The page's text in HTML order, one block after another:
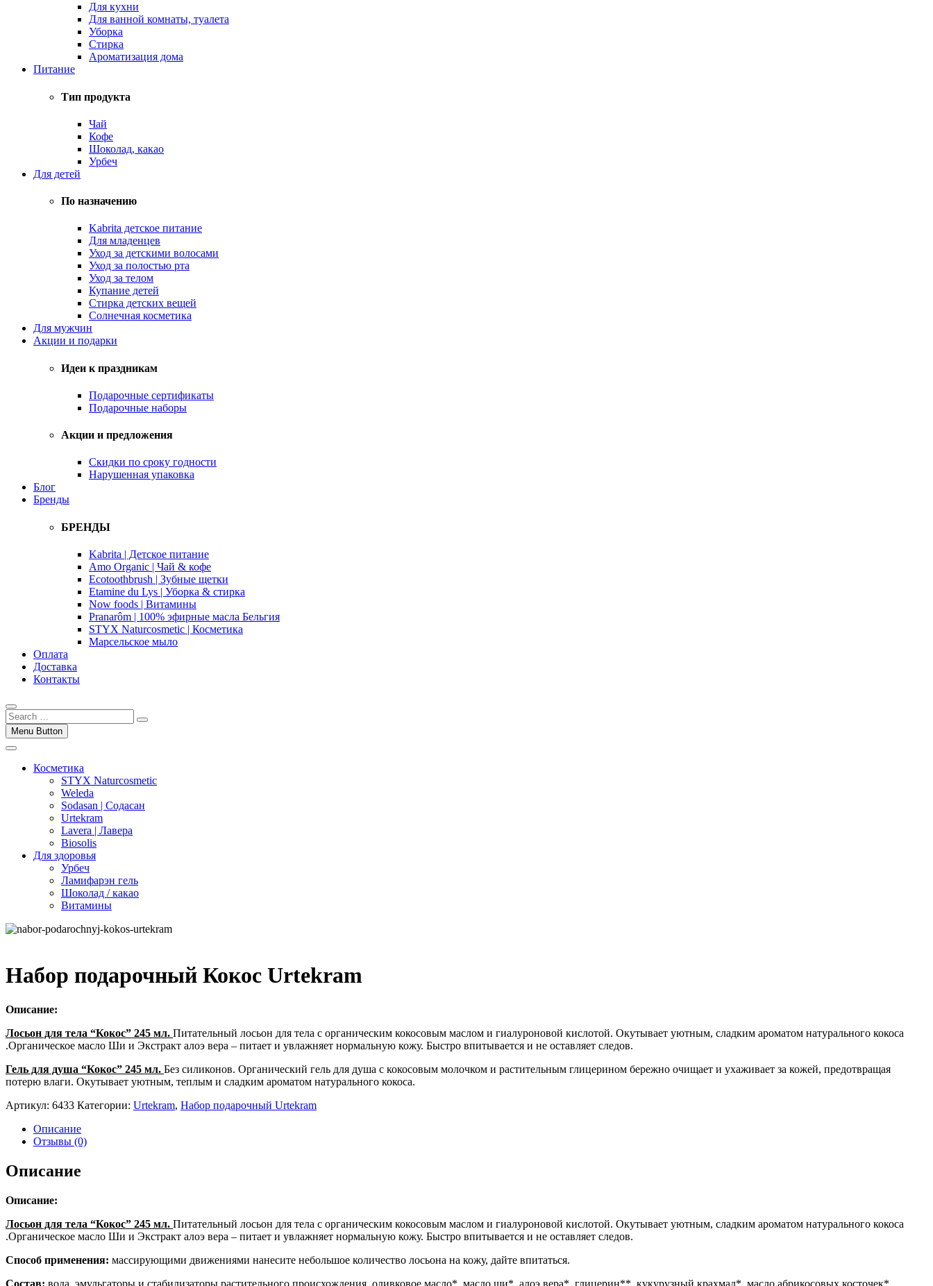
Для кухни
Для ванной комнаты, туалета
Уборка
Стирка
Ароматизация дома
Питание
Тип продукта
Чай
Кофе
Шоколад, какао
Урбеч
Для детей
По назначению
Kabrita детское питание
Для младенцев
Уход за детскими волосами
Уход за полостью рта
Уход за телом
Купание детей
Стирка детских вещей
Солнечная косметика
Для мужчин
Акции и подарки
Идеи к праздникам
Подарочные сертификаты
Подарочные наборы
Акции и предложения
Скидки по сроку годности
Нарушенная упаковка
Блог
Бренды
БРЕНДЫ
Kabrita | Детское питание
Amo Organic | Чай & кофе
Ecotoothbrush | Зубные щетки
Etamine du Lys | Уборка & стирка
Now foods | Витамины
Pranarôm | 100% эфирные масла Бельгия
STYX Naturcosmetic | Косметика
Марсельское мыло
Оплата
Доставка
Контакты
Menu Button
Косметика
STYX Naturcosmetic
Weleda
Sodasan | Содасан
Urtekram
Lavera | Лавера
Biosolis
Для здоровья
Урбеч
Ламифарэн гель
Шоколад / какао
Витамины
Набор подарочный Кокос Urtekram
Описание:
Лосьон для тела “Кокос” 245 мл. Питательный лосьон для тела с органическим кокосовым маслом и гиалуроновой кислотой. Окутывает уютным, сладким ароматом натурального кокоса
.Органическое масло Ши и Экстракт алоэ вера – питает и увлажняет нормальную кожу. Быстро впитывается и не оставляет следов.
Гель для душа “Кокос” 245 мл. Без силиконов. Органический гель для душа с кокосовым молочком и растительным глицерином бережно очищает и ухаживает за кожей, предотвращая
потерю влаги. Окутывает уютным, теплым и сладким ароматом натурального кокоса.
Артикул: 6433 Категории: Urtekram, Набор подарочный Urtekram
Описание
Отзывы (0)
Описание
Описание:
Лосьон для тела “Кокос” 245 мл. Питательный лосьон для тела с органическим кокосовым маслом и гиалуроновой кислотой. Окутывает уютным, сладким ароматом натурального кокоса
.Органическое масло Ши и Экстракт алоэ вера – питает и увлажняет нормальную кожу. Быстро впитывается и не оставляет следов.
Способ применения: массирующими движениями нанесите небольшое количество лосьона на кожу, дайте впитаться.
Состав: вода, эмульгаторы и стабилизаторы растительного происхождения, оливковое масло*, масло ши*, алоэ вера*, глицерин**, кукурузный крахмал*, масло абрикосовых косточек*,